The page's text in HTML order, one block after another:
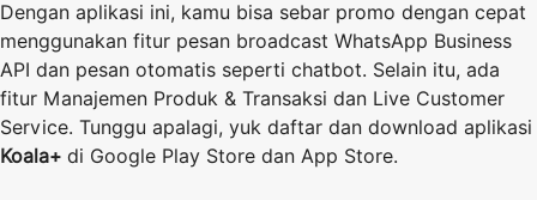
Dengan aplikasi ini, kamu bisa sebar promo dengan cepat
menggunakan fitur pesan broadcast WhatsApp Business
API dan pesan otomatis seperti chatbot. Selain itu, ada
fitur Manajemen Produk & Transaksi dan Live Customer
Service. Tunggu apalagi, yuk daftar dan download aplikasi
Koala+ di Google Play Store dan App Store.